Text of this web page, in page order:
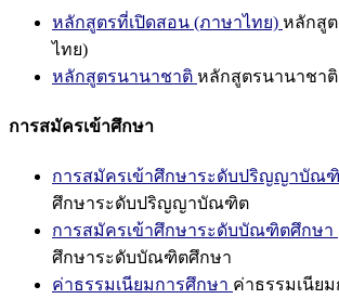
หลักสูตรที่เปิดสอน (ภาษาไทย) หลักสูต
ไทย)
หลักสูตรนานาชาติ หลักสูตรนานาชาติ
การสมัครเข้าศึกษา
การสมัครเข้าศึกษาระดับปริญญาบัณ
ศึกษาระดับปริญญาบัณฑิต
การสมัครเข้าศึกษาระดับบัณฑิตศึกษา
ศึกษาระดับบัณฑิตศึกษา
ค่าธรรมเนียมการศึกษา ค่าธรรมเนีย